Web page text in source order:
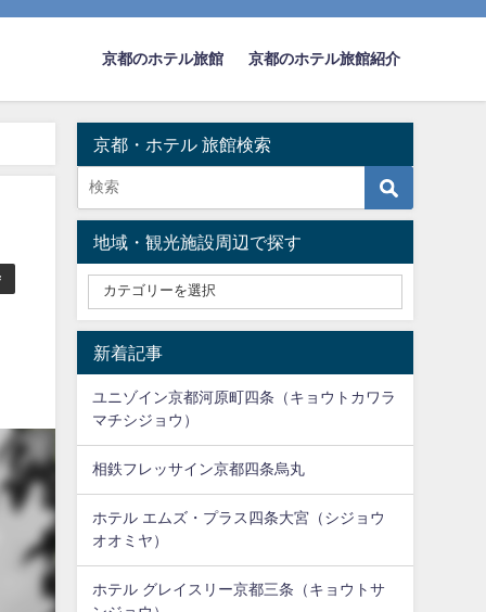
京都のホテル旅館 京都のホテル旅館紹介
京都・ホテル 旅館検索
地域・観光施設周辺で探す
新着記事
ユニゾイン京都河原町四条（キョウトカワラ
マチシジョウ）
相鉄フレッサイン京都四条烏丸
ホテル エムズ・プラス四条大宮（シジョウ
オオミヤ）
ホテル グレイスリー京都三条（キョウトサ